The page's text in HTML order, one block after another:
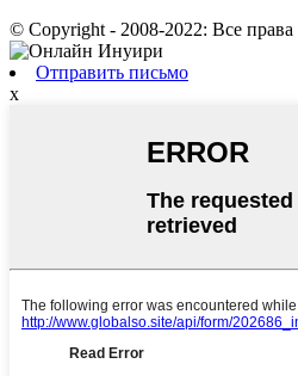
© Copyright - 2008-2022: Все
Отправить письмо
x